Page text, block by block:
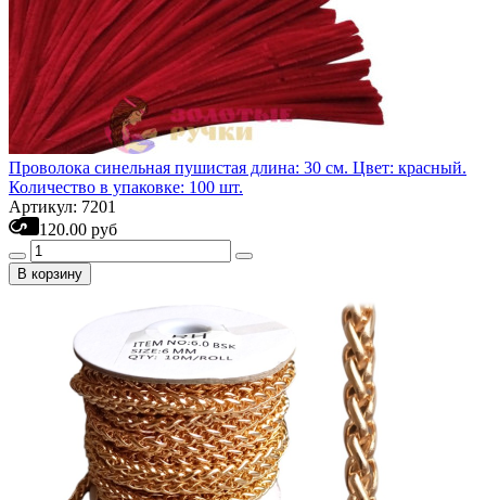
Проволока синельная пушистая длина: 30 см. Цвет: красный.
Количество в упаковке: 100 шт.
Артикул: 7201
120.00 руб
В корзину